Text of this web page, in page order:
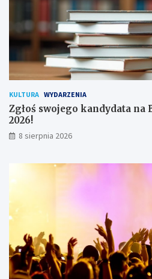
o
n
i
ó
w
KULTURA WYDARZENIA
Zgłoś swojego kandydata
2026!
8 sierpnia 2026